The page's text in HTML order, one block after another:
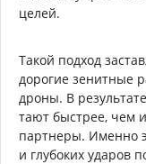
целей.
Такой подход
дорогие зенитные
дроны. В
тают быстрее, чем
партнеры. Именно
и глубоких ударов